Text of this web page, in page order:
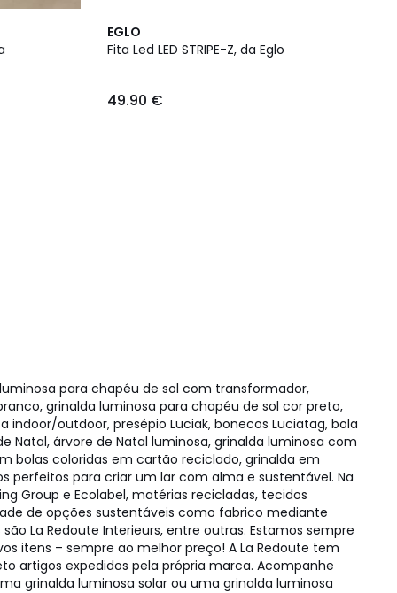
EGLO
Fita Led LED STRIPE-Z, da Eglo
49.90 €
para chapéu de sol com transformador,
grinalda luminosa para chapéu de sol cor preto,
indoor/outdoor, presépio Luciak, bonecos Luciatag, bola
Natal, árvore de Natal luminosa, grinalda luminosa com
bolas coloridas em cartão reciclado, grinalda em
perfeitos para criar um lar com alma e sustentável. Na
Group e Ecolabel, matérias recicladas, tecidos
de opções sustentáveis como fabrico mediante
La Redoute Interieurs, entre outras. Estamos sempre
itens – sempre ao melhor preço! A La Redoute tem
artigos expedidos pela própria marca. Acompanhe
grinalda luminosa solar ou uma grinalda luminosa